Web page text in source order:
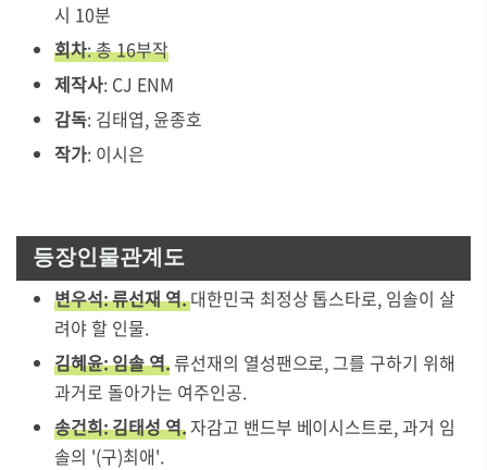
시 10분
회차: 총 16부작
제작사: CJ ENM
감독: 김태엽, 윤종호
작가: 이시은
등장인물관계도
변우석: 류선재 역.대한민국 최정상 톱스타로, 임솔이 살
려야 할 인물.
김혜윤: 임솔 역.류선재의 열성팬으로, 그를 구하기 위해
과거로 돌아가는 여주인공.
송건희: 김태성 역.자감고 밴드부 베이시스트로, 과거 임
솔의 '(구)최애'.